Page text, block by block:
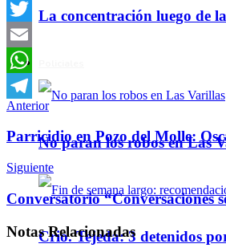
La concentración luego de
No paran los robos en Las
Crio. Tejeda: 3 detenidos
Facebook
Twitter
Email
WhatsApp
Telegram
Anterior
Parricidio en Pozo del Molle:
Siguiente
Conversatorio “Conversaciones
NotasRelacionadas